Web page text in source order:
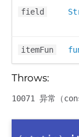
field
itemFun
Throws:
10071 异常（